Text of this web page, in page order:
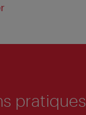
pratiques